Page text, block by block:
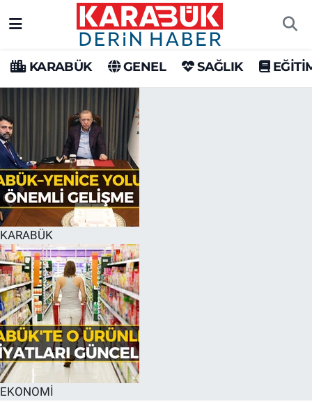
KARABÜK GENEL SAĞLIK
KARABÜK
EKONOMİ
Karabük Hava Durumu
Karabük Trafik Yoğunluk Haritası
Süper Lig Puan Durumu ve Fikstür
Tüm Manşetler
Son Dakika Haberleri
Haber Arşivi